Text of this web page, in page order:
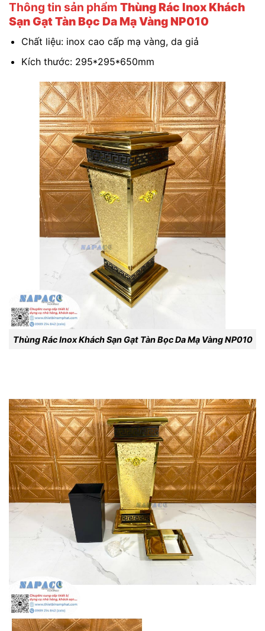
Thông tin sản phẩm Thùng Rác Inox Khách
Sạn Gạt Tàn Bọc Da Mạ Vàng NP010
Chất liệu: inox cao cấp mạ vàng, da giả
Kích thước: 295*295*650mm
Thùng Rác Inox Khách Sạn Gạt Tàn Bọc Da Mạ Vàng NP010